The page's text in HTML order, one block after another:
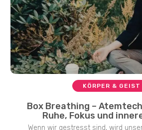
KÖRPER & GEIST
Box Breathing –
Ruhe, Fokus und
Wenn wir gestresst sind, wird